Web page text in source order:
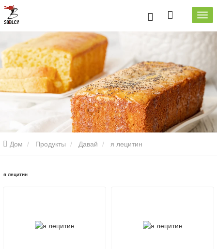
Дом Продукты Давай я лецитин
я лецитин